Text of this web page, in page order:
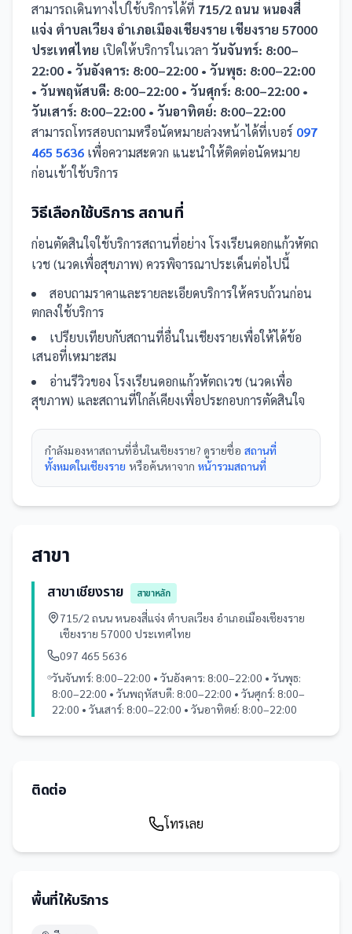
สามารถเดินทางไปใช้บริการได้ที่ 715/2 ถนน หนองสี่
แจ่ง ตำบลเวียง อำเภอเมืองเชียงราย เชียงราย 57000
ประเทศไทย เปิดให้บริการในเวลา วันจันทร์: 8:00–
22:00 • วันอังคาร: 8:00–22:00 • วันพุธ: 8:00–22:00
• วันพฤหัสบดี: 8:00–22:00 • วันศุกร์: 8:00–22:00 •
วันเสาร์: 8:00–22:00 • วันอาทิตย์: 8:00–22:00
สามารถโทรสอบถามหรือนัดหมายล่วงหน้าได้ที่เบอร์ 097
465 5636 เพื่อความสะดวก แนะนำให้ติดต่อนัดหมาย
ก่อนเข้าใช้บริการ
วิธีเลือกใช้บริการ สถานที่
ก่อนตัดสินใจใช้บริการสถานที่อย่าง โรงเรียนดอกแก้วหัตถ
เวช (นวดเพื่อสุขภาพ) ควรพิจารณาประเด็นต่อไปนี้
สอบถามราคาและรายละเอียดบริการให้ครบถ้วนก่อน
ตกลงใช้บริการ
เปรียบเทียบกับสถานที่อื่นในเชียงรายเพื่อให้ได้ข้อ
เสนอที่เหมาะสม
อ่านรีวิวของ โรงเรียนดอกแก้วหัตถเวช (นวดเพื่อ
สุขภาพ) และสถานที่ใกล้เคียงเพื่อประกอบการตัดสินใจ
กำลังมองหาสถานที่อื่นในเชียงราย? ดูรายชื่อ สถานที่
ทั้งหมดในเชียงราย หรือค้นหาจาก หน้ารวมสถานที่
สาขา
สาขาเชียงราย
สาขาหลัก
715/2 ถนน หนองสี่แจ่ง ตำบลเวียง อำเภอเมืองเชียงราย
เชียงราย 57000 ประเทศไทย
097 465 5636
วันจันทร์: 8:00–22:00 • วันอังคาร: 8:00–22:00 • วันพุธ:
8:00–22:00 • วันพฤหัสบดี: 8:00–22:00 • วันศุกร์: 8:00–
22:00 • วันเสาร์: 8:00–22:00 • วันอาทิตย์: 8:00–22:00
ติดต่อ
โทรเลย
พื้นที่ให้บริการ